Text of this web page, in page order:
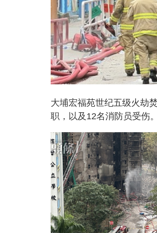
大埔宏福苑世纪五级火劫
职，以及12名消防员受伤